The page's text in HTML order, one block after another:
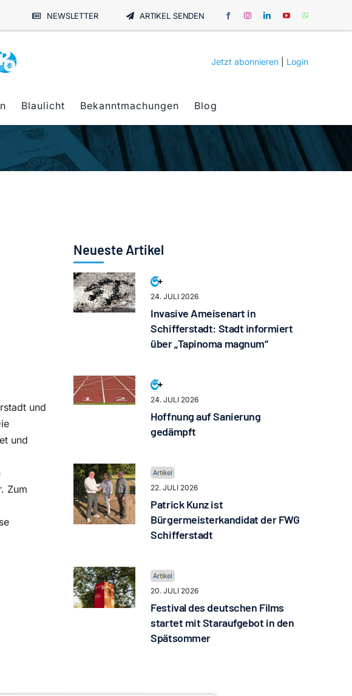
NEWSLETTER ARTIKEL SENDEN
Jetzt abonnieren Login
Blaulicht Bekanntmachungen Blog
und
und
Zum
Neueste Artikel
24. JULI 2026
Invasive Ameisenart in
Schifferstadt: Stadt informiert
über „Tapinoma magnum“
24. JULI 2026
Hoffnung auf Sanierung
gedämpft
22. JULI 2026
Patrick Kunz ist
Bürgermeisterkandidat der FWG
Schifferstadt
20. JULI 2026
Festival des deutschen Films
startet mit Staraufgebot in den
Spätsommer